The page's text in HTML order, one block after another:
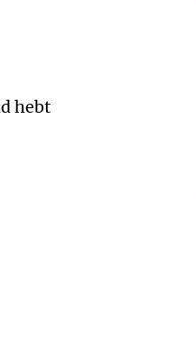
hebt